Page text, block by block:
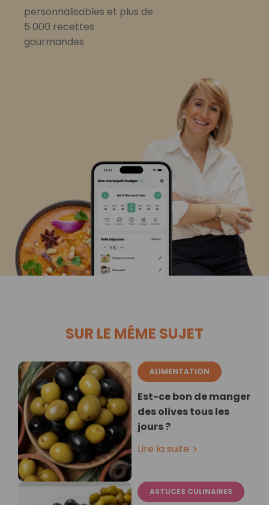
personnalisables et plus de
5 000 recettes
gourmandes
SUR LE MÊME SUJET
ALIMENTATION
Est-ce bon de manger
des olives tous les
jours ?
Lire la suite
ASTUCES CULINAIRES